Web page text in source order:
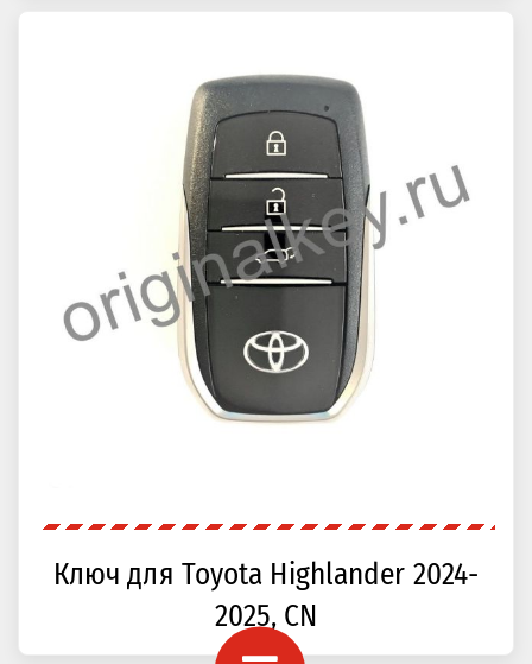
Ключ для Toyota Highlander 2024-
2025, CN